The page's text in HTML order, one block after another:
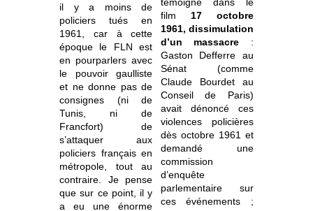
il y a moins de
policiers tués en
1961, car à cette
époque le FLN est
en pourparlers avec
le pouvoir gaulliste
et ne donne pas de
consignes (ni de
Tunis, ni de
Francfort) de
s’attaquer aux
policiers français en
métropole, tout au
contraire. Je pense
que sur ce point, il y
a eu une énorme
témoigne dans le
film 17 octobre
1961, dissimulation
d’un massacre :
Gaston Defferre au
Sénat (comme
Claude Bourdet au
Conseil de Paris)
avait dénoncé ces
violences policières
dès octobre 1961 et
demandé une
commission
d’enquête
parlementaire sur
ces événements ;